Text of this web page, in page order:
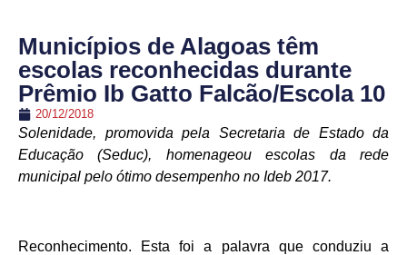
Municípios de Alagoas têm
escolas reconhecidas durante
Prêmio Ib Gatto Falcão/Escola 10
20/12/2018
Solenidade, promovida pela Secretaria de Estado da
Educação (Seduc), homenageou escolas da rede
municipal pelo ótimo desempenho no Ideb 2017.
Reconhecimento. Esta foi a palavra que conduziu a